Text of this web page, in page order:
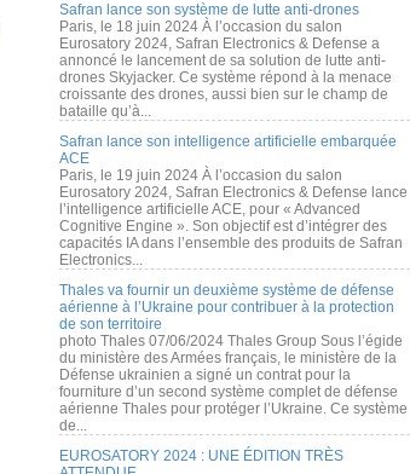
Safran lance son système de lutte anti-drones
Paris, le 18 juin 2024 À l’occasion du salon
Eurosatory 2024, Safran Electronics & Defense a
annoncé le lancement de sa solution de lutte anti-
drones Skyjacker. Ce système répond à la menace
croissante des drones, aussi bien sur le champ de
bataille qu’à...
Safran lance son intelligence artificielle embarquée
ACE
Paris, le 19 juin 2024 À l’occasion du salon
Eurosatory 2024, Safran Electronics & Defense lance
l’intelligence artificielle ACE, pour « Advanced
Cognitive Engine ». Son objectif est d’intégrer des
capacités IA dans l’ensemble des produits de Safran
Electronics...
Thales va fournir un deuxième système de défense
aérienne à l’Ukraine pour contribuer à la protection
de son territoire
photo Thales 07/06/2024 Thales Group Sous l’égide
du ministère des Armées français, le ministère de la
Défense ukrainien a signé un contrat pour la
fourniture d’un second système complet de défense
aérienne Thales pour protéger l’Ukraine. Ce système
de...
EUROSATORY 2024 : UNE ÉDITION TRÈS